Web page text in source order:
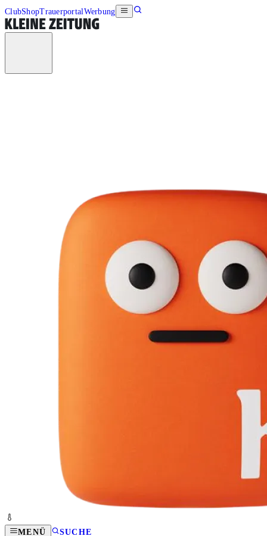
ClubShopTrauerportalWerbung
MENÜ SUCHE